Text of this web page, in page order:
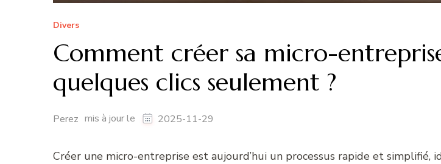
Divers
Comment créer sa micro-
quelques clics seulement ?
Perez mis à jour le 2025-11-29
Créer une micro-entreprise est aujourd’hui un processus rapide et simplifié,